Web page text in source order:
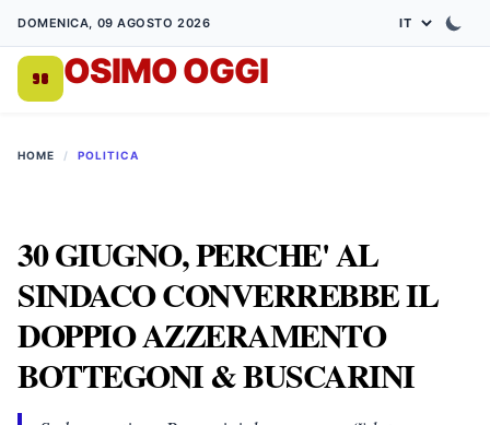
DOMENICA, 09 AGOSTO 2026
OSIMO OGGI
HOME / POLITICA
30 GIUGNO, PERCHE' AL
SINDACO CONVERREBBE IL
DOPPIO AZZERAMENTO
BOTTEGONI & BUSCARINI